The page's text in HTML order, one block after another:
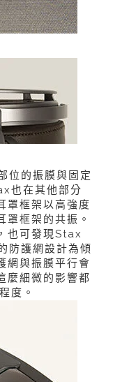
位的振膜與固定
也在其他部分
罩框架以高強度
罩框架的共振。
也可發現Stax
防護網設計為傾
網與振膜平行會
麼細微的影響都
度。